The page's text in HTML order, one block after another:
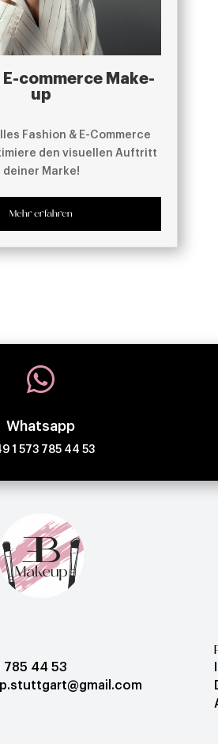
E-commerce Make-
up
Fashion & E-Commerce
den visuellen Auftritt
deiner Marke!
Mehr erfahren

Whatsapp
1 573 785 44 53
785 44 53